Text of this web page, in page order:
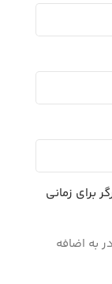
برای زمانی
به اضافه